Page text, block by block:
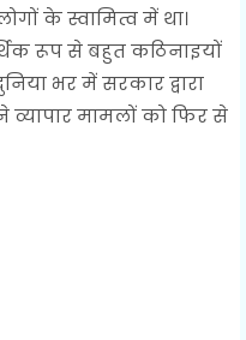
के स्वामित्व में था।
रूप से बहुत कठिनाइयों
भर में सरकार द्वारा
मामलों को फिर से